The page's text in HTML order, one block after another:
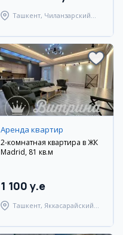
Ташкент, Чиланзарский
Аренда квартир
2-комнатная квартира в ЖК
Madrid, 81 кв.м
1 100 y.e
Ташкент, Яккасарайский